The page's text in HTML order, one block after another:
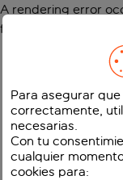
A rendering error
function
Para asegurar
correctamente,
necesarias.
Con tu
cualquier
cookies para: